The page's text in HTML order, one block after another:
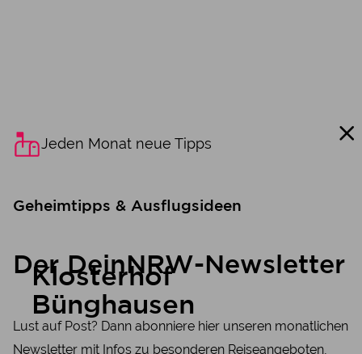
Klosterhof
Bünghausen
Jeden Monat neue Tipps
Geheimtipps & Ausflugsideen
Der DeinNRW-Newsletter
Lust auf Post? Dann abonniere hier unseren monatlichen
Newsletter mit Infos zu besonderen Reiseangeboten,